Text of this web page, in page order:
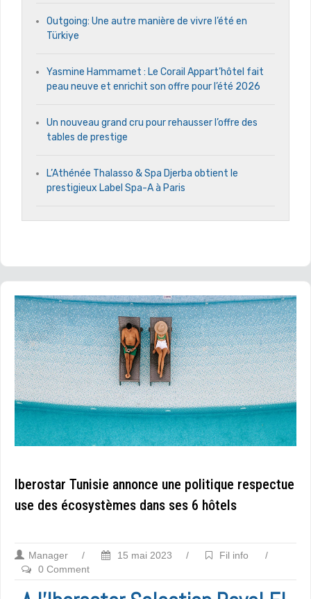
Outgoing: Une autre manière de vivre l’été en
Türkiye
Yasmine Hammamet : Le Corail Appart’hôtel fait
peau neuve et enrichit son offre pour l’été 2026
Un nouveau grand cru pour rehausser l’offre des
tables de prestige
L’Athénée Thalasso & Spa Djerba obtient le
prestigieux Label Spa-A à Paris
Iberostar Tunisie annonce une politique respectue
use des écosystèmes dans ses 6 hôtels
Manager / 15 mai 2023 / Fil info
/
0 Comment